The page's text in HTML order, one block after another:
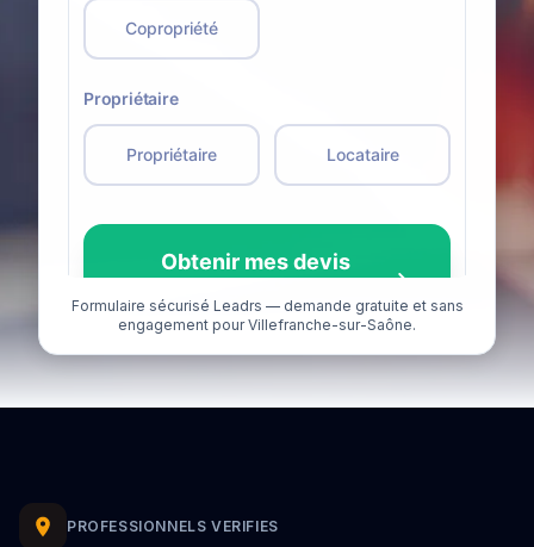
Formulaire sécurisé Leadrs — demande gratuite et sans
engagement pour Villefranche-sur-Saône.
PROFESSIONNELS VERIFIES